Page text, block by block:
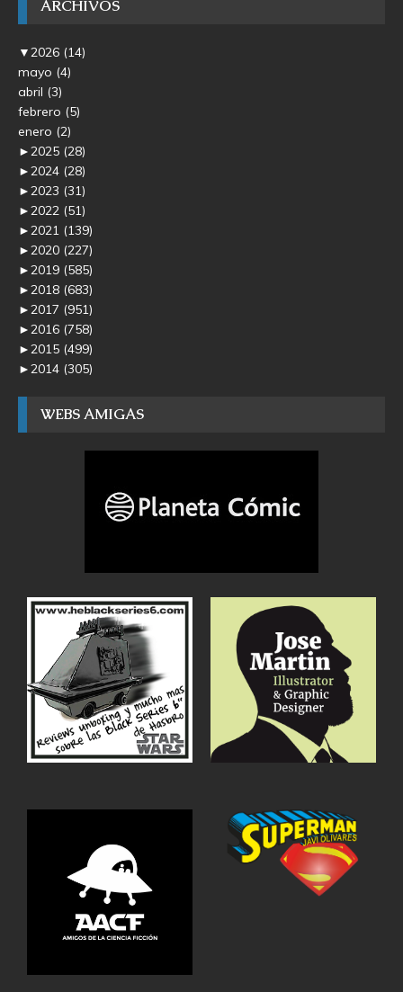
ARCHIVOS
▼2026 (14)
mayo (4)
abril (3)
febrero (5)
enero (2)
►2025 (28)
►2024 (28)
►2023 (31)
►2022 (51)
►2021 (139)
►2020 (227)
►2019 (585)
►2018 (683)
►2017 (951)
►2016 (758)
►2015 (499)
►2014 (305)
WEBS AMIGAS